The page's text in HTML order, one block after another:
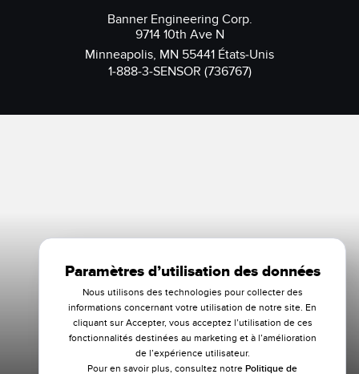
Banner Engineering Corp.
9714 10th Ave N
Minneapolis, MN 55441 États-Unis
1-888-3-SENSOR (736767)
Paramètres d’utilisation des données
Nous utilisons des technologies pour collecter des
informations concernant votre utilisation de notre site. En
cliquant sur Accepter, vous acceptez l’utilisation de ces
fonctionnalités destinées au marketing et à l’amélioration
de l’expérience utilisateur.
Pour en savoir plus, consultez notre Politique de